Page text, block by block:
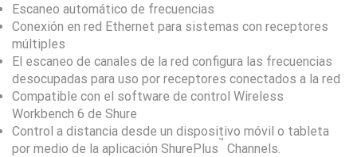
Escaneo automático de frecuencias
Conexión en red Ethernet para sistemas con receptores
múltiples
El escaneo de canales de la red configura las frecuencias
desocupadas para uso por receptores conectados a la red
Compatible con el software de control Wireless
Workbench 6 de Shure
Control a distancia desde un dispositivo móvil o tableta
por medio de la aplicación ShurePlus™ Channels.